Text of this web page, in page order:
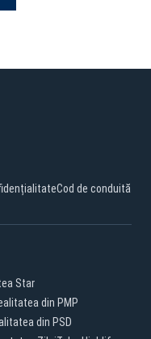
Cod de conduită
Star
din PMP
din PSD